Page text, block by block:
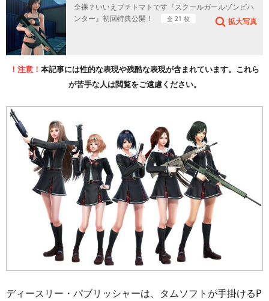
全裸？いいえプチトマトです『スクールガールゾンビハ
ンター』初回特典公開！
全 21 枚 拡大写真
！注意！ 本記事には性的な表現や残酷な表現が含まれています。これら
が苦手な人は閲覧をご遠慮ください。
ディースリー・パブリッシャーは、タムソフトが手掛けるP